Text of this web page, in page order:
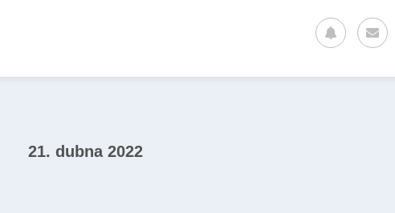
21. dubna 2022